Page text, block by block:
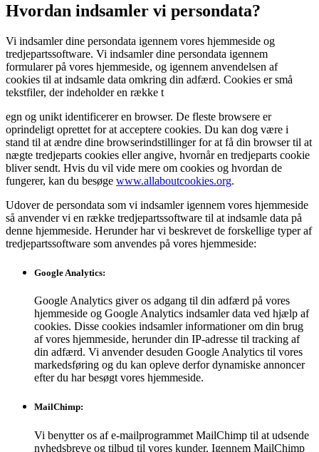
Hvordan indsamler vi persondata?
Vi indsamler dine persondata igennem vores hjemmeside og
tredjepartssoftware. Vi indsamler dine persondata igennem
formularer på vores hjemmeside, og igennem anvendelsen af
cookies til at indsamle data omkring din adfærd. Cookies er små
tekstfiler, der indeholder en række t
egn og unikt identificerer en browser. De fleste browsere er
oprindeligt oprettet for at acceptere cookies. Du kan dog være i
stand til at ændre dine browserindstillinger for at få din browser til at
nægte tredjeparts cookies eller angive, hvornår en tredjeparts cookie
bliver sendt. Hvis du vil vide mere om cookies og hvordan de
fungerer, kan du besøge www.allaboutcookies.org.
Udover de persondata som vi indsamler igennem vores hjemmeside
så anvender vi en række tredjepartssoftware til at indsamle data på
denne hjemmeside. Herunder har vi beskrevet de forskellige typer af
tredjepartssoftware som anvendes på vores hjemmeside:
Google Analytics:
Google Analytics giver os adgang til din adfærd på vores
hjemmeside og Google Analytics indsamler data ved hjælp af
cookies. Disse cookies indsamler informationer om din brug
af vores hjemmeside, herunder din IP-adresse til tracking af
din adfærd. Vi anvender desuden Google Analytics til vores
markedsføring og du kan opleve derfor dynamiske annoncer
efter du har besøgt vores hjemmeside.
MailChimp:
Vi benytter os af e-mailprogrammet MailChimp til at udsende
nyhedsbreve og tilbud til vores kunder. Igennem MailChimp